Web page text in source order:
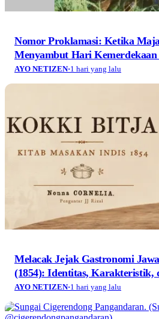
Nomor Proklamasi: Ketika
Menyambut Hari Kemerdekaan
AYO NETIZEN·1 hari yang lalu
Melacak Jejak Gastronomi
(1854): Identitas, Karakteristik,
AYO NETIZEN·1 hari yang lalu